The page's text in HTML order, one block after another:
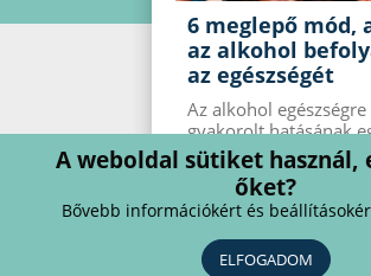
6 meglepő mód,
az alkohol
az egészségét
Az alkohol egészségre
gyakorolt ​​hatásának
jól ismert, mások
meglepők lehetnek.
kevésbé ismert hatás,
az alkohol gyakorol a
szervezetre.
A weboldal sütiket használ,
őket?
Bővebb információkért és
ELFOGADOM